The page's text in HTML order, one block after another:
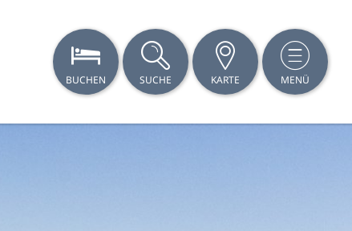
BUCHEN SUCHE KARTE MENÜ